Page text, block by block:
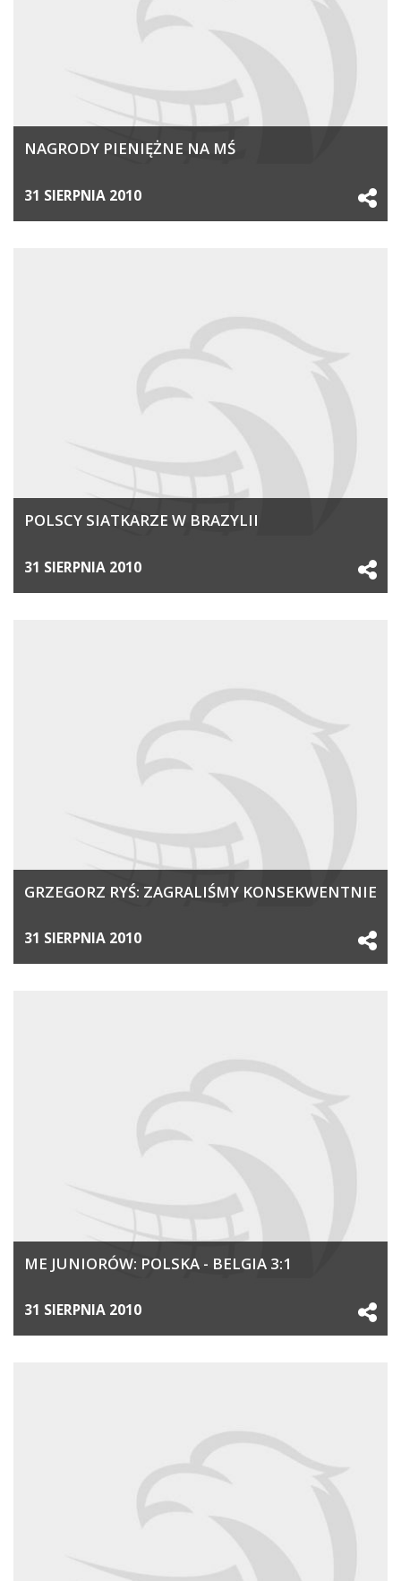
NAGRODY PIENIĘŻNE NA MŚ
31 SIERPNIA 2010
POLSCY SIATKARZE W BRAZYLII
31 SIERPNIA 2010
GRZEGORZ RYŚ: ZAGRALIŚMY KONSEKWENTNIE
31 SIERPNIA 2010
ME JUNIORÓW: POLSKA - BELGIA 3:1
31 SIERPNIA 2010